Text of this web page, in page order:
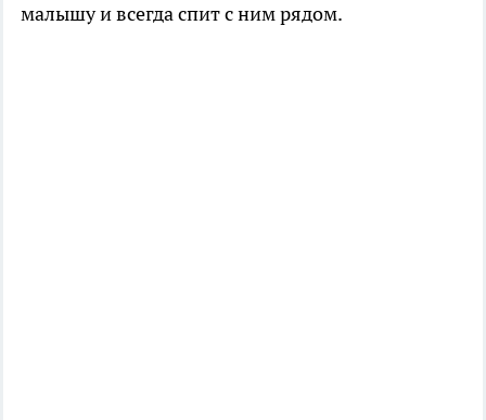
малышу и всегда спит с ним рядом.